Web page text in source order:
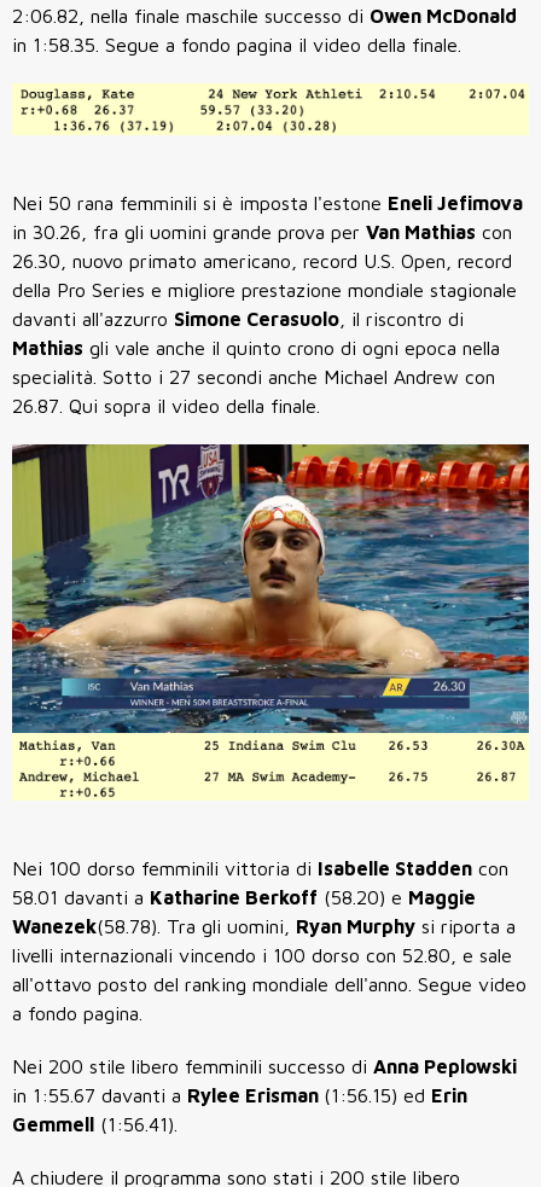
2:06.82, nella finale maschile successo di Owen McDonald
in 1:58.35. Segue a fondo pagina il video della finale.
Nei 50 rana femminili si è imposta l'estone Eneli Jefimova
in 30.26, fra gli uomini grande prova per Van Mathias con
26.30, nuovo primato americano, record U.S. Open, record
della Pro Series e migliore prestazione mondiale stagionale
davanti all'azzurro Simone Cerasuolo , il riscontro di
Mathias gli vale anche il quinto crono di ogni epoca nella
specialità. Sotto i 27 secondi anche Michael Andrew con
26.87. Qui sopra il video della finale.
Nei 100 dorso femminili vittoria di Isabelle Stadden con
58.01 davanti a Katharine Berkoff (58.20) e Maggie
Wanezek(58.78). Tra gli uomini, Ryan Murphy si riporta a
livelli internazionali vincendo i 100 dorso con 52.80, e sale
all'ottavo posto del ranking mondiale dell'anno. Segue video
a fondo pagina.
Nei 200 stile libero femminili successo di Anna Peplowski
in 1:55.67 davanti a Rylee Erisman (1:56.15) ed Erin
Gemmell (1:56.41).
A chiudere il programma sono stati i 200 stile libero